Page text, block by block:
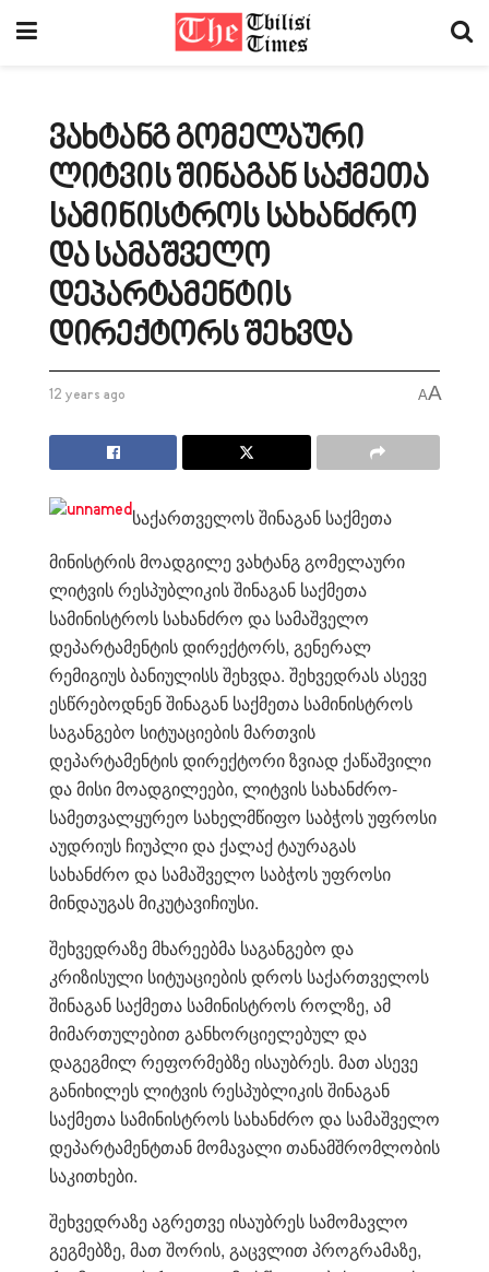
ვახტანგ გომელაური
ლიტვის შინაგან საქმეთა
სამინისტროს სახანძრო
და სამაშველო
დეპარტამენტის
დირექტორს შეხვდა
12 years ago AA
საქართველოს შინაგან საქმეთა
მინისტრის მოადგილე ვახტანგ გომელაური
ლიტვის რესპუბლიკის შინაგან საქმეთა
სამინისტროს სახანძრო და სამაშველო
დეპარტამენტის დირექტორს, გენერალ
რემიგიუს ბანიულისს შეხვდა. შეხვედრას ასევე
ესწრებოდნენ შინაგან საქმეთა სამინისტროს
საგანგებო სიტუაციების მართვის
დეპარტამენტის დირექტორი ზვიად ქაწაშვილი
და მისი მოადგილეები, ლიტვის სახანძრო-
სამეთვალყურეო სახელმწიფო საბჭოს უფროსი
აუდრიუს ჩიუპლი და ქალაქ ტაურაგას
სახანძრო და სამაშველო საბჭოს უფროსი
მინდაუგას მიკუტავიჩიუსი.
შეხვედრაზე მხარეებმა საგანგებო და
კრიზისული სიტუაციების დროს საქართველოს
შინაგან საქმეთა სამინისტროს როლზე, ამ
მიმართულებით განხორციელებულ და
დაგეგმილ რეფორმებზე ისაუბრეს. მათ ასევე
განიხილეს ლიტვის რესპუბლიკის შინაგან
საქმეთა სამინისტროს სახანძრო და სამაშველო
დეპარტამენტთან მომავალი თანამშრომლობის
საკითხები.
შეხვედრაზე აგრეთვე ისაუბრეს სამომავლო
გეგმებზე, მათ შორის, გაცვლით პროგრამაზე,